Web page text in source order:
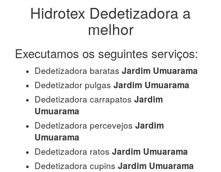
Hidrotex Dedetizadora a
melhor
Executamos os seguintes serviços:
Dedetizadora baratas Jardim Umuarama
Dedetizador pulgas Jardim Umuarama
Dedetizadora carrapatos Jardim
Umuarama
Dedetizadora percevejos Jardim
Umuarama
Dedetizadora ratos Jardim Umuarama
Dedetizadora cupins Jardim Umuarama